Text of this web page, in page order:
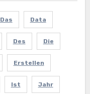
Das Data
Des Die
Erstellen
Ist Jahr